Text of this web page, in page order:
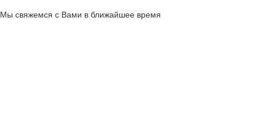
Мы свяжемся с Вами в ближайшее время